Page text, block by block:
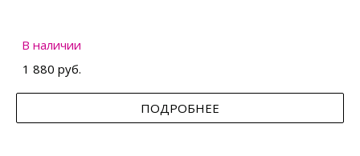
В наличии
1 880 руб.
ПОДРОБНЕЕ